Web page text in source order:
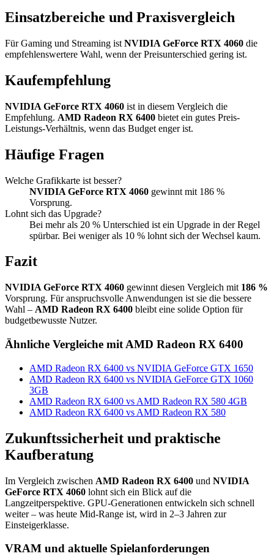
Einsatzbereiche und Praxisvergleich
Für Gaming und Streaming ist NVIDIA GeForce RTX 4060 die
empfehlenswertere Wahl, wenn der Preisunterschied gering ist.
Kaufempfehlung
NVIDIA GeForce RTX 4060 ist in diesem Vergleich die
Empfehlung. AMD Radeon RX 6400 bietet ein gutes Preis-
Leistungs-Verhältnis, wenn das Budget enger ist.
Häufige Fragen
Welche Grafikkarte ist besser?
NVIDIA GeForce RTX 4060 gewinnt mit 186 %
Vorsprung.
Lohnt sich das Upgrade?
Bei mehr als 20 % Unterschied ist ein Upgrade in der Regel
spürbar. Bei weniger als 10 % lohnt sich der Wechsel kaum.
Fazit
NVIDIA GeForce RTX 4060 gewinnt diesen Vergleich mit 186 %
Vorsprung. Für anspruchsvolle Anwendungen ist sie die bessere
Wahl – AMD Radeon RX 6400 bleibt eine solide Option für
budgetbewusste Nutzer.
Ähnliche Vergleiche mit AMD Radeon RX 6400
AMD Radeon RX 6400 vs NVIDIA GeForce GTX 1650
AMD Radeon RX 6400 vs NVIDIA GeForce GTX 1060
3GB
AMD Radeon RX 6400 vs AMD Radeon RX 580 4GB
AMD Radeon RX 6400 vs AMD Radeon RX 580
Zukunftssicherheit und praktische
Kaufberatung
Im Vergleich zwischen AMD Radeon RX 6400 und NVIDIA
GeForce RTX 4060 lohnt sich ein Blick auf die
Langzeitperspektive. GPU-Generationen entwickeln sich schnell
weiter – was heute Mid-Range ist, wird in 2–3 Jahren zur
Einsteigerklasse.
VRAM und aktuelle Spielanforderungen